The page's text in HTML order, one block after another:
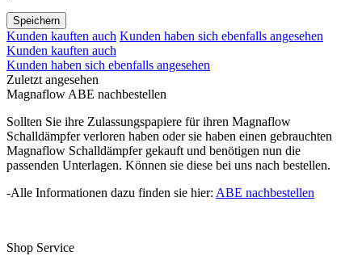
Speichern
Kunden kauften auch Kunden haben sich ebenfalls angesehen
Kunden kauften auch
Kunden haben sich ebenfalls angesehen
Zuletzt angesehen
Magnaflow ABE nachbestellen
Sollten Sie ihre Zulassungspapiere für ihren Magnaflow
Schalldämpfer verloren haben oder sie haben einen gebrauchten
Magnaflow Schalldämpfer gekauft und benötigen nun die
passenden Unterlagen. Können sie diese bei uns nach bestellen.
-Alle Informationen dazu finden sie hier: ABE nachbestellen
Shop Service